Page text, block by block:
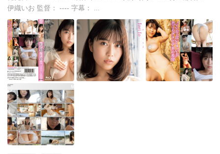
伊織いお 監督： ---- 字幕： ...